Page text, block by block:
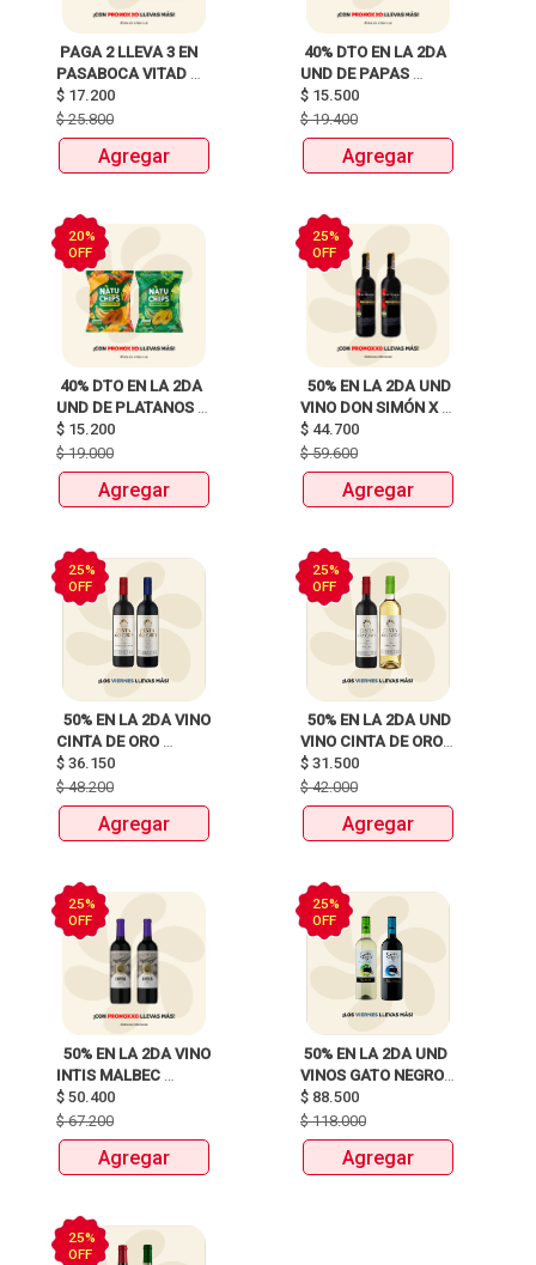
PAGA 2 LLEVA 3 EN
PASABOCA VITAD
$ 17.200
$25.800
Agregar
40% DTO EN LA 2DA
UND DE PAPAS
MARGARITA RECETA
CLASICA X 120G Y
115G
$ 15.500
$19.400
Agregar
20%
OFF
40% DTO EN LA 2DA
UND DE PLATANOS
MARCA NATUCHIPS
$ 15.200
$19.000
Agregar
25%
OFF
  50% EN LA 2DA UND
VINO DON SIMÓN X
750ML
$ 44.700
$59.600
Agregar
25%
OFF
  50% EN LA 2DA VINO
CINTA DE ORO
$ 36.150
$48.200
Agregar
25%
OFF
  50% EN LA 2DA UND
VINO CINTA DE ORO
$ 31.500
$42.000
Agregar
25%
OFF
  50% EN LA 2DA VINO
INTIS MALBEC
X750ML
$ 50.400
$67.200
Agregar
25%
OFF
50% EN LA 2DA UND
VINOS GATO NEGRO
$ 88.500
$118.000
Agregar
25%
OFF